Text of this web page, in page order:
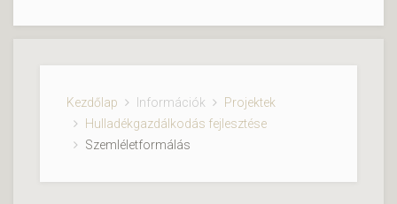
Kezdőlap Információk
Projektek
Hulladékgazdálkodás fejlesztése
Szemléletformálás